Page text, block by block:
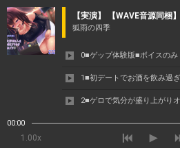
狐雨の四季
0■ゲップ体験版■ボイスのみ
00:00
1.00x